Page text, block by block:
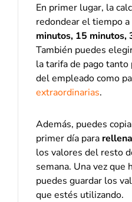
En primer lugar, la
redondear el tiempo a
minutos, 15 minutos,
También puedes
la tarifa de pago
del empleado como
extraordinarias.
Además, puedes
primer día para
los valores del resto
semana. Una vez que
puedes guardar los
que estés utilizando.